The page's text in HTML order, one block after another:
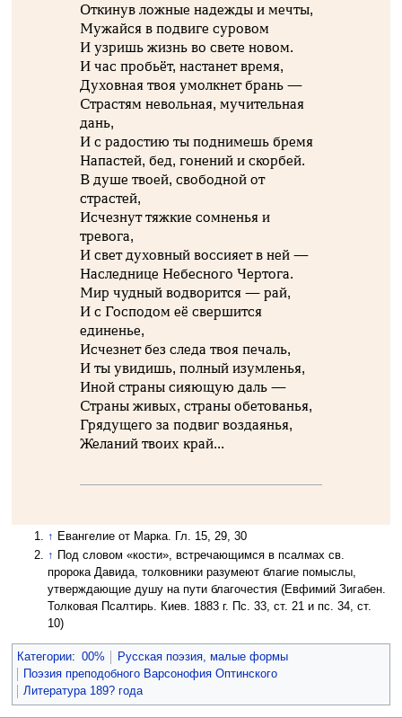
Откинув ложные надежды и мечты,
Мужайся в подвиге суровом
И узришь жизнь во свете новом.
И час пробьёт, настанет время,
Духовная твоя умолкнет брань —
Страстям невольная, мучительная
дань,
И с радостию ты поднимешь бремя
Напастей, бед, гонений и скорбей.
В душе твоей, свободной от
страстей,
Исчезнут тяжкие сомненья и
тревога,
И свет духовный воссияет в ней —
Наследнице Небесного Чертога.
Мир чудный водворится — рай,
И с Господом её свершится
единенье,
Исчезнет без следа твоя печаль,
И ты увидишь, полный изумленья,
Иной страны сияющую даль —
Страны живых, страны обетованья,
Грядущего за подвиг воздаянья,
Желаний твоих край...
↑ Евангелие от Марка. Гл. 15, 29, 30
↑ Под словом «кости», встречающимся в псалмах св.
пророка Давида, толковники разумеют благие помыслы,
утверждающие душу на пути благочестия (Евфимий Зигабен.
Толковая Псалтирь. Киев. 1883 г. Пс. 33, ст. 21 и пс. 34, ст.
10)
Категории: 00%
Русская поэзия, малые формы
Поэзия преподобного Варсонофия Оптинского
Литература 189? года